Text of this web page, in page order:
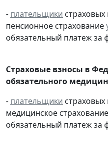
- плательщики
пенсионное страхование
обязательный платеж за
Страховые взносы в
обязательного
- плательщики
медицинское страхование
обязательный платеж за